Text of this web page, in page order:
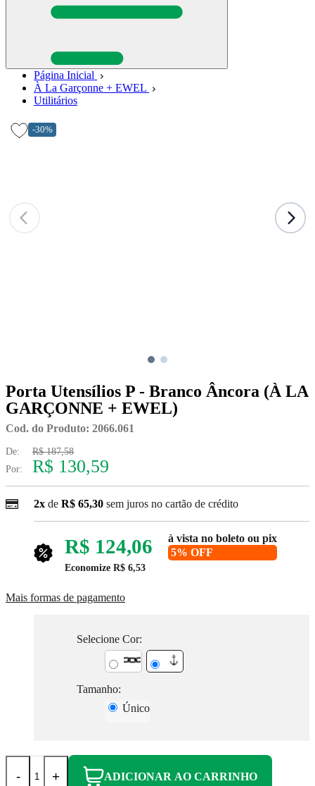
Página Inicial
À La Garçonne + EWEL
Utilitários
-30%
Porta Utensílios P - Branco Âncora (À LA
GARÇONNE + EWEL)
Cod. do Produto: 2066.061
De:
R$ 187,58
Por:
R$ 130,59
2x de R$ 65,30 sem juros no cartão de crédito
R$ 124,06
à vista no boleto ou pix
5% OFF
Economize R$ 6,53
Mais formas de pagamento
Selecione Cor:
Tamanho:
Único
- + ADICIONAR AO CARRINHO